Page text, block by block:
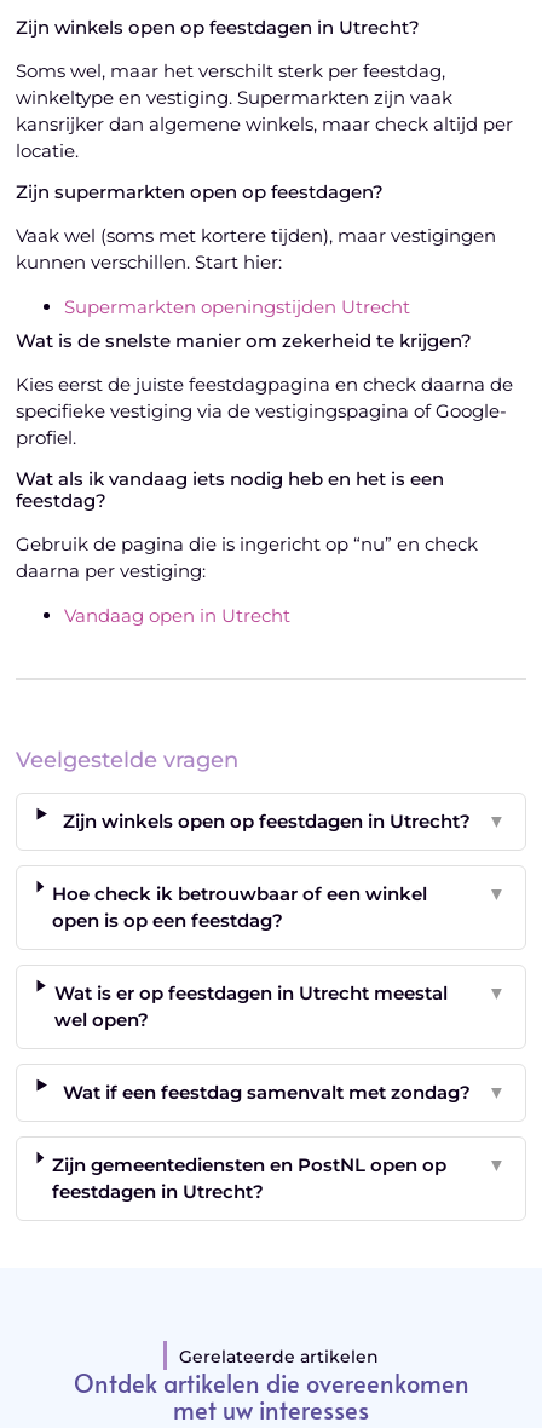
Zijn winkels open op feestdagen in Utrecht?
Soms wel, maar het verschilt sterk per feestdag,
winkeltype en vestiging. Supermarkten zijn vaak
kansrijker dan algemene winkels, maar check altijd per
locatie.
Zijn supermarkten open op feestdagen?
Vaak wel (soms met kortere tijden), maar vestigingen
kunnen verschillen. Start hier:
Supermarkten openingstijden Utrecht
Wat is de snelste manier om zekerheid te krijgen?
Kies eerst de juiste feestdagpagina en check daarna de
specifieke vestiging via de vestigingspagina of Google-
profiel.
Wat als ik vandaag iets nodig heb en het is een
feestdag?
Gebruik de pagina die is ingericht op “nu” en check
daarna per vestiging:
Vandaag open in Utrecht
Veelgestelde vragen
Zijn winkels open op feestdagen in Utrecht? ▼
Hoe check ik betrouwbaar of een winkel
open is op een feestdag?
▼
Wat is er op feestdagen in Utrecht meestal
wel open?
▼
Wat if een feestdag samenvalt met zondag? ▼
Zijn gemeentediensten en PostNL open op
feestdagen in Utrecht?
▼
Gerelateerde artikelen
Ontdek artikelen die overeenkomen
met uw interesses